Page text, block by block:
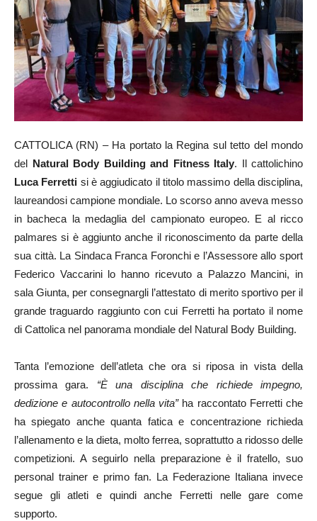
CATTOLICA (RN) – Ha portato la Regina sul tetto del mondo
del Natural Body Building and Fitness Italy. Il cattolichino
Luca Ferretti si è aggiudicato il titolo massimo della disciplina,
laureandosi campione mondiale. Lo scorso anno aveva messo
in bacheca la medaglia del campionato europeo. E al ricco
palmares si è aggiunto anche il riconoscimento da parte della
sua città. La Sindaca Franca Foronchi e l’Assessore allo sport
Federico Vaccarini lo hanno ricevuto a Palazzo Mancini, in
sala Giunta, per consegnargli l’attestato di merito sportivo per il
grande traguardo raggiunto con cui Ferretti ha portato il nome
di Cattolica nel panorama mondiale del Natural Body Building.
Tanta l’emozione dell’atleta che ora si riposa in vista della
prossima gara. “È una disciplina che richiede impegno,
dedizione e autocontrollo nella vita”ha raccontato Ferretti che
ha spiegato anche quanta fatica e concentrazione richieda
l’allenamento e la dieta, molto ferrea, soprattutto a ridosso delle
competizioni. A seguirlo nella preparazione è il fratello, suo
personal trainer e primo fan. La Federazione Italiana invece
segue gli atleti e quindi anche Ferretti nelle gare come
supporto.